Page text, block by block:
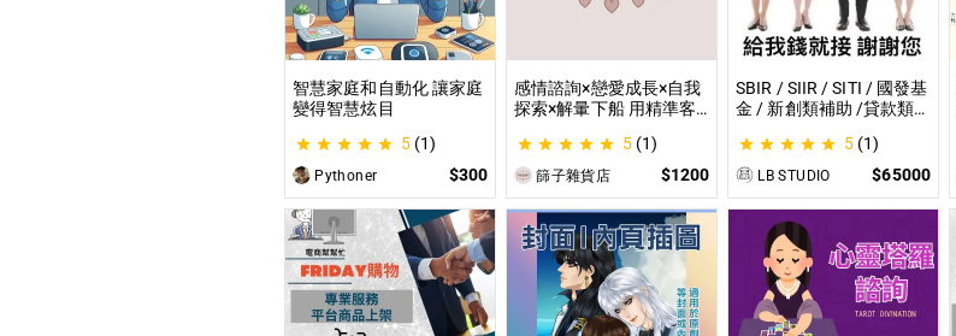
智慧家庭和自動化 讓家庭
變得智慧炫目
5 (1)
Pythoner $300
感情諮詢×戀愛成長×自我
探索×解暈下船 用精準客
｜給予最真實的建議
5 (1)
篩子雜貨店 $1200
SBIR / SIIR / SITI / 國發基
金 / 新創類補助 /貸款類
SIIR / SITI / 國發基金 / 新
創類補助 /貸款類計畫等
企劃書撰寫
5 (1)
LB STUDIO $65000